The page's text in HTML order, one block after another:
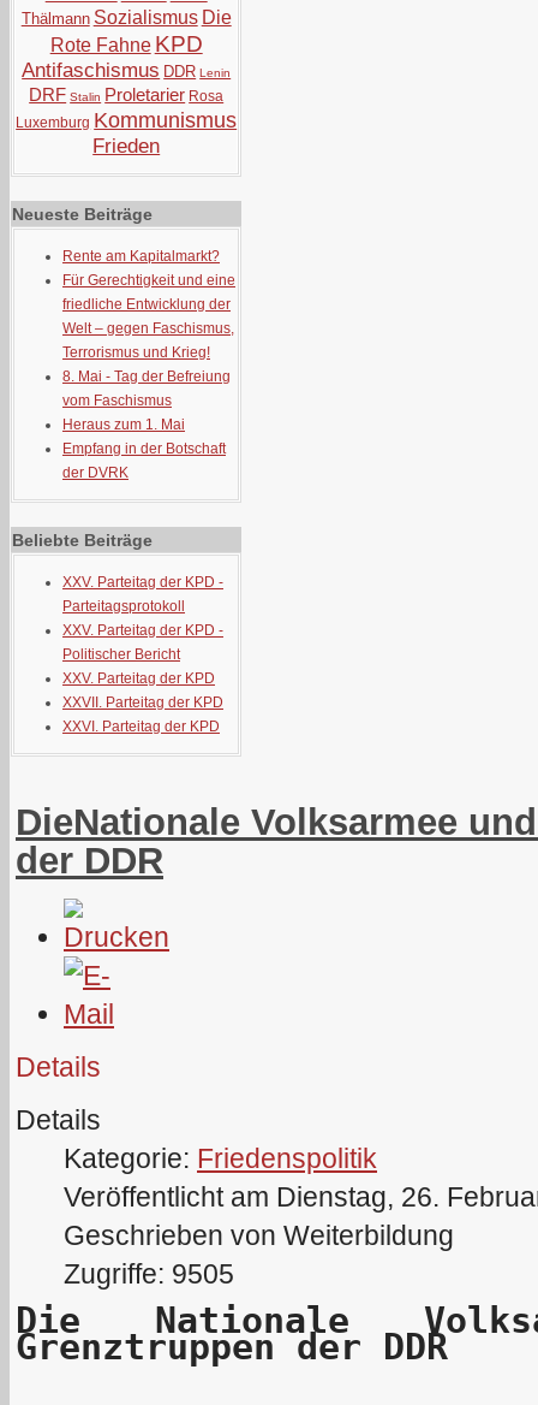
Thälmann Sozialismus Die
Rote Fahne KPD
Antifaschismus DDR Lenin
DRF Stalin Proletarier Rosa
Luxemburg Kommunismus
Frieden
Neueste Beiträge
Rente am Kapitalmarkt?
Für Gerechtigkeit und eine
friedliche Entwicklung der
Welt – gegen Faschismus,
Terrorismus und Krieg!
8. Mai - Tag der Befreiung
vom Faschismus
Heraus zum 1. Mai
Empfang in der Botschaft
der DVRK
Beliebte Beiträge
XXV. Parteitag der KPD -
Parteitagsprotokoll
XXV. Parteitag der KPD -
Politischer Bericht
XXV. Parteitag der KPD
XXVII. Parteitag der KPD
XXVI. Parteitag der KPD
DieNationale Volksarmee
der DDR
Details
Details
Kategorie: Friedenspolitik
Veröffentlicht am Dienstag, 26.
Geschrieben von Weiterbildung
Zugriffe: 9505
Die Nationale
Grenztruppen der DDR